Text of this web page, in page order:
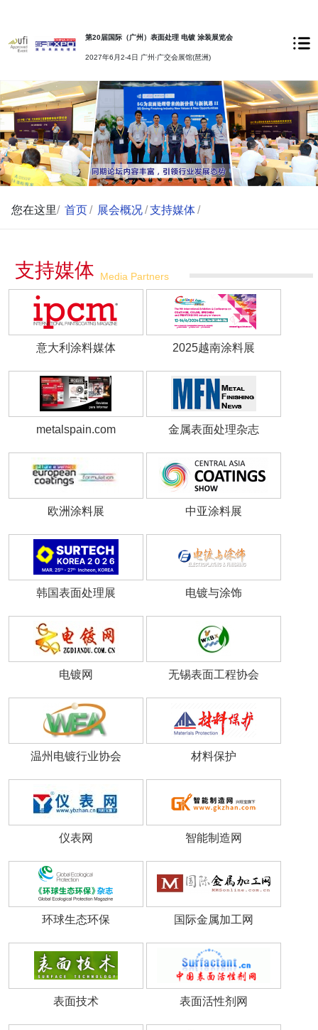
第20届国际（广州）表面处理 电镀 涂装展览会
2027年6月2-4日 广州·广交会展馆(琶洲)
您在这里/ 首页 / 展会概况 /支持媒体 /
支持媒体 Media Partners
意大利涂料媒体 2025越南涂料展
metalspain.com 金属表面处理杂志
欧洲涂料展 中亚涂料展
韩国表面处理展 电镀与涂饰
电镀网 无锡表面工程协会
温州电镀行业协会 材料保护
仪表网 智能制造网
环球生态环保 国际金属加工网
表面技术 表面活性剂网